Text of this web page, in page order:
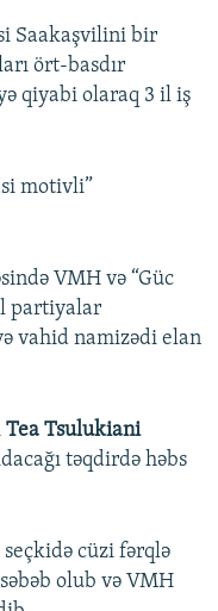
Saakaşvilini bir
ört-basdır
qiyabi olaraq 3 il iş
motivli”
VMH və “Güc
partiyalar
vahid namizədi elan
Tea Tsulukiani
təqdirdə həbs
cüzi fərqlə
olub və VMH